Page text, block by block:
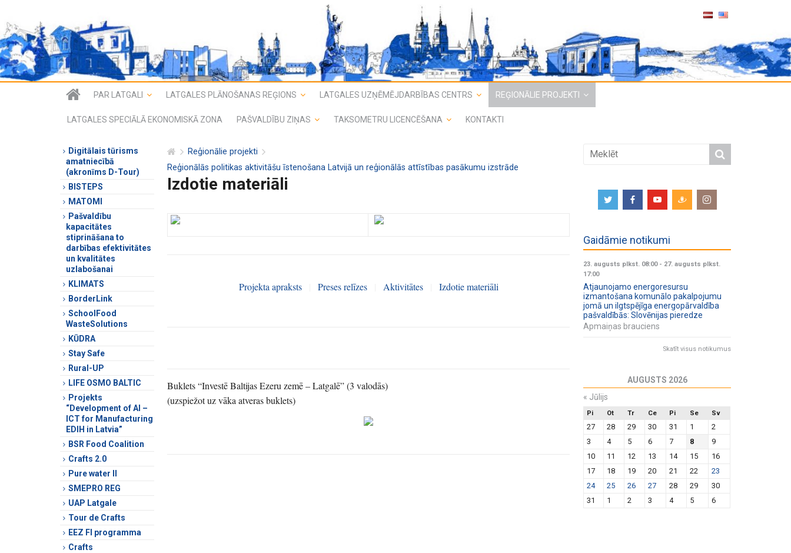
PAR LATGALI LATGALES PLĀNOŠANAS REĢIONS LATGALES UZŅĒMĒJDARBĪBAS CENTRS REĢIONĀLIE PROJEKTI
LATGALES SPECIĀLĀ EKONOMISKĀ ZONA PAŠVALDĪBU ZIŅAS TAKSOMETRU LICENCĒŠANA KONTAKTI
Reģionālie projekti
Reģionālās politikas aktivitāšu īstenošana Latvijā un reģionālās attīstības pasākumu izstrāde
Izdotie materiāli
Projekta apraksts Preses relīzes Aktivitātes Izdotie materiāli
Buklets “Investē Baltijas Ezeru zemē – Latgalē” (3 valodās)
(uzspiežot uz vāka atveras buklets)
Digitālais tūrisms
amatniecībā
(akronīms D-Tour)
BISTEPS
MATOMI
Pašvaldību
kapacitātes
stiprināšana to
darbības efektivitātes
un kvalitātes
uzlabošanai
KLIMATS
BorderLink
SchoolFood
WasteSolutions
KŪDRA
Stay Safe
Rural-UP
LIFE OSMO BALTIC
Projekts
“Development of AI –
ICT for Manufacturing
EDIH in Latvia”
BSR Food Coalition
Crafts 2.0
Pure water II
SMEPRO REG
UAP Latgale
Tour de Crafts
EEZ FI programma
Crafts
Gaidāmie notikumi
23. augusts plkst. 08:00- 27. augusts plkst.
17:00
Atjaunojamo energoresursu
izmantošana komunālo pakalpojumu
jomā un ilgtspējīga energopārvaldība
pašvaldībās: Slovēnijas pieredze
Apmaiņas brauciens
Skatīt visus notikumus
AUGUSTS 2026
« Jūlijs
Pi Ot Tr Ce Pi Se Sv
27 28 29 30 31 1
2
3
4 5 6 7 8
9
10
11 12 13 14 15
16
17
18 19 20 21 22
23
24
25 26 27 28 29
30
31
1 2 3 4 5 6